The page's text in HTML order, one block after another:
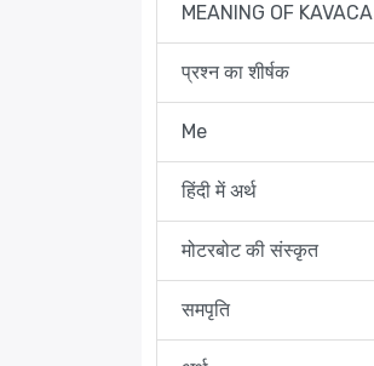
MEANING OF KAVACA
प्रश्न का शीर्षक
Me
हिंदी में अर्थ
मोटरबोट की संस्कृत
समपृति